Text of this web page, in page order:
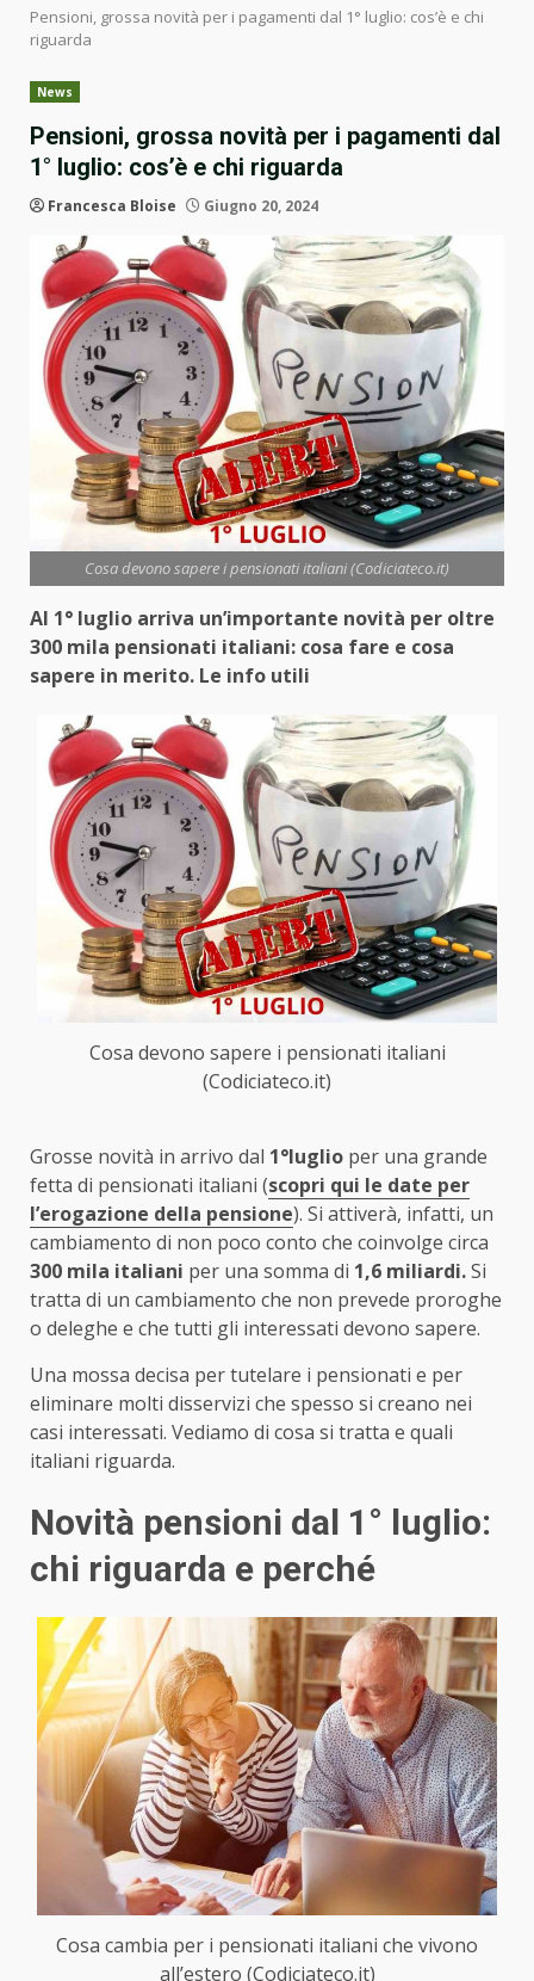
Pensioni, grossa novità per i pagamenti dal 1° luglio: cos’è e chi
riguarda
News
Pensioni, grossa novità per i pagamenti dal
1° luglio: cos’è e chi riguarda
Francesca Bloise Giugno 20, 2024
Cosa devono sapere i pensionati italiani (Codiciateco.it)
Al 1° luglio arriva un’importante novità per oltre
300 mila pensionati italiani: cosa fare e cosa
sapere in merito. Le info utili
Cosa devono sapere i pensionati italiani
(Codiciateco.it)
Grosse novità in arrivo dal 1°luglio per una grande
fetta di pensionati italiani (scopri qui le date per
l’erogazione della pensione). Si attiverà, infatti, un
cambiamento di non poco conto che coinvolge circa
300 mila italiani per una somma di 1,6 miliardi.Si
tratta di un cambiamento che non prevede proroghe
o deleghe e che tutti gli interessati devono sapere.
Una mossa decisa per tutelare i pensionati e per
eliminare molti disservizi che spesso si creano nei
casi interessati. Vediamo di cosa si tratta e quali
italiani riguarda.
Novità pensioni dal 1° luglio:
chi riguarda e perché
Cosa cambia per i pensionati italiani che vivono
all’estero (Codiciateco.it)